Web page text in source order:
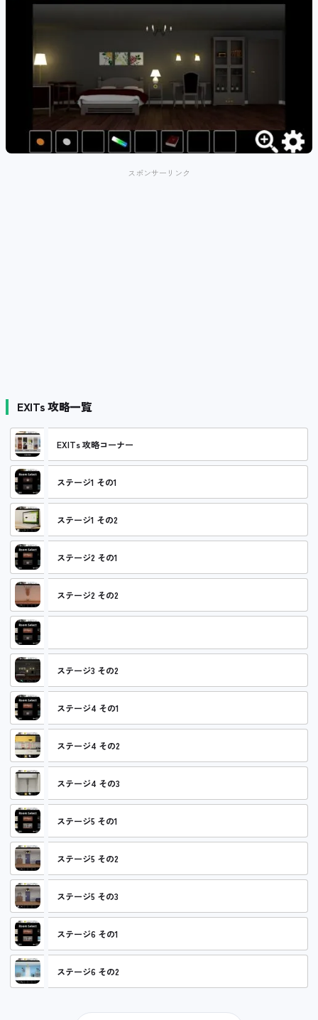
スポンサーリンク
EXITs 攻略一覧
EXITs 攻略コーナー
ステージ1 その1
ステージ1 その2
ステージ2 その1
ステージ2 その2
ステージ3 その2
ステージ4 その1
ステージ4 その2
ステージ4 その3
ステージ5 その1
ステージ5 その2
ステージ5 その3
ステージ6 その1
ステージ6 その2